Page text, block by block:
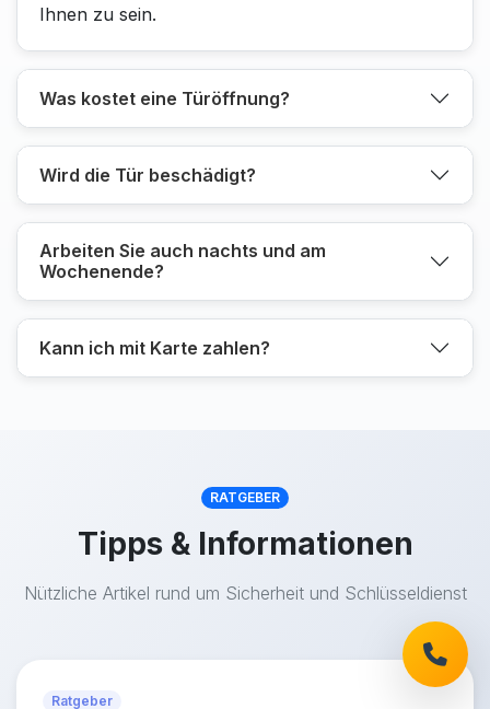
Ihnen zu sein.
Was kostet eine Türöffnung?
Wird die Tür beschädigt?
Arbeiten Sie auch nachts und am
Wochenende?
Kann ich mit Karte zahlen?
RATGEBER
Tipps & Informationen
Nützliche Artikel rund um Sicherheit und Schlüsseldienst
Ratgeber